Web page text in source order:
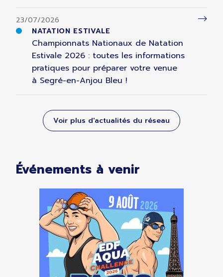
23/07/2026
NATATION ESTIVALE
Championnats Nationaux de Natation
Estivale 2026 : toutes les informations
pratiques pour préparer votre venue
à Segré-en-Anjou Bleu !
Voir plus d'actualités du réseau
Événements à venir